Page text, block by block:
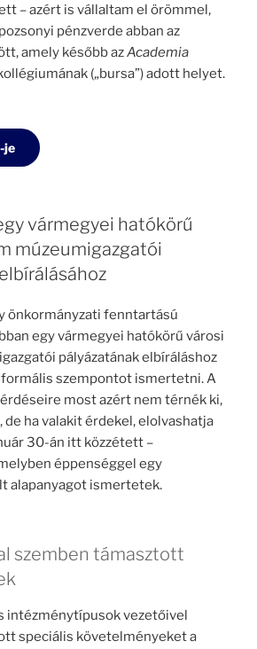
– azért is vállaltam el örömmel,
pénzverde abban az
amely később azAcademia
(„bursa”) adott helyet.
je
vármegyei hatókörű
múzeumigazgatói
önkormányzati fenntartású
egy vármegyei hatókörű városi
pályázatának elbíráláshoz
szempontot ismertetni. A
most azért nem térnék ki,
de ha valakit érdekel, elolvashatja
30-án itt közzétett –
éppenséggel egy
alapanyagot ismertetek.
szemben támasztott
intézménytípusok vezetőivel
speciális követelményeket a